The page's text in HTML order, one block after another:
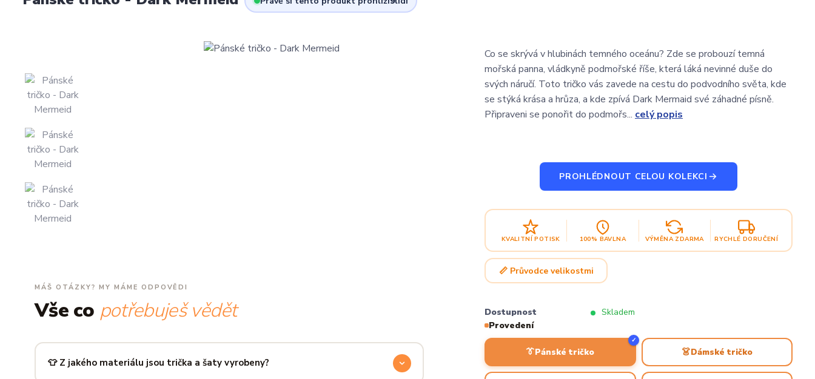
MÁŠ OTÁZKY? MY MÁME ODPOVĚDI
Vše co potřebuješ vědět
👕 Z jakého materiálu jsou trička a šaty vyrobeny?
Co se skrývá v hlubinách temného oceánu? Zde se probouzí temná
mořská panna, vládkyně podmořské říše, která láká nevinné duše do
svých náručí. Toto tričko vás zavede na cestu do podvodního světa, kde
se stýká krása a hrůza, a kde zpívá Dark Mermaid své záhadné písně.
Připraveni se ponořit do podmořs... celý popis
PROHLÉDNOUT CELOU KOLEKCI
KVALITNÍ POTISK 100% BAVLNA VÝMĚNA ZDARMA RYCHLÉ DORUČENÍ
📏 Průvodce velikostmi
Dostupnost
Skladem
Provedení
👔Pánské tričko
✓
👗Dámské tričko